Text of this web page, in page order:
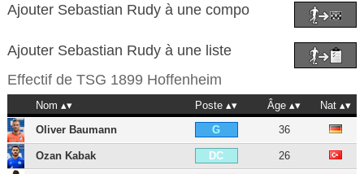
Ajouter Sebastian Rudy à une compo
Ajouter Sebastian Rudy à une liste
Effectif de TSG 1899 Hoffenheim
Nom Poste Âge
Nat
Oliver Baumann
G 36
Ozan Kabak DC 26